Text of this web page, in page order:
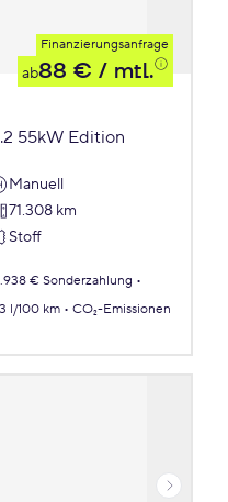
Finanzierungsanfrage
ab88 € / mtl.
55kW Edition
Manuell
71.308 km
Stoff
€ Sonderzahlung
l/100 km
CO₂-Emissionen